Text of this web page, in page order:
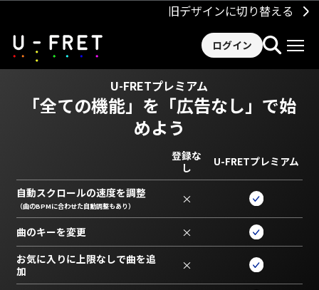
旧デザインに切り替える
ログイン
U-FRETプレミアム
「全ての機能」を 「広告なし」で始
めよう
登録な
し
U-FRETプレミアム
自動スクロールの速度を調整
（曲のBPMに合わせた自動調整もあり） ×
曲のキーを変更 ×
お気に入りに上限なしで曲を追
加
×